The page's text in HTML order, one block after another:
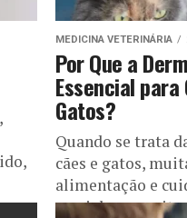
MEDICINA VETERINÁRIA
Por Que a
Essencial para
Gatos?
Quando se trata
cães e gatos,
alimentação e
crucial que